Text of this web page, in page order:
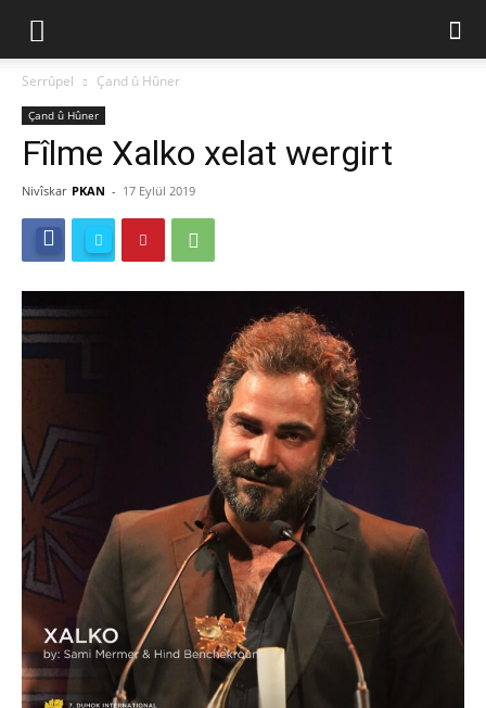
Serrûpel Çand û Hûner
Çand û Hûner
Fîlme Xalko xelat wergirt
Nivîskar PKAN - 17 Eylül 2019